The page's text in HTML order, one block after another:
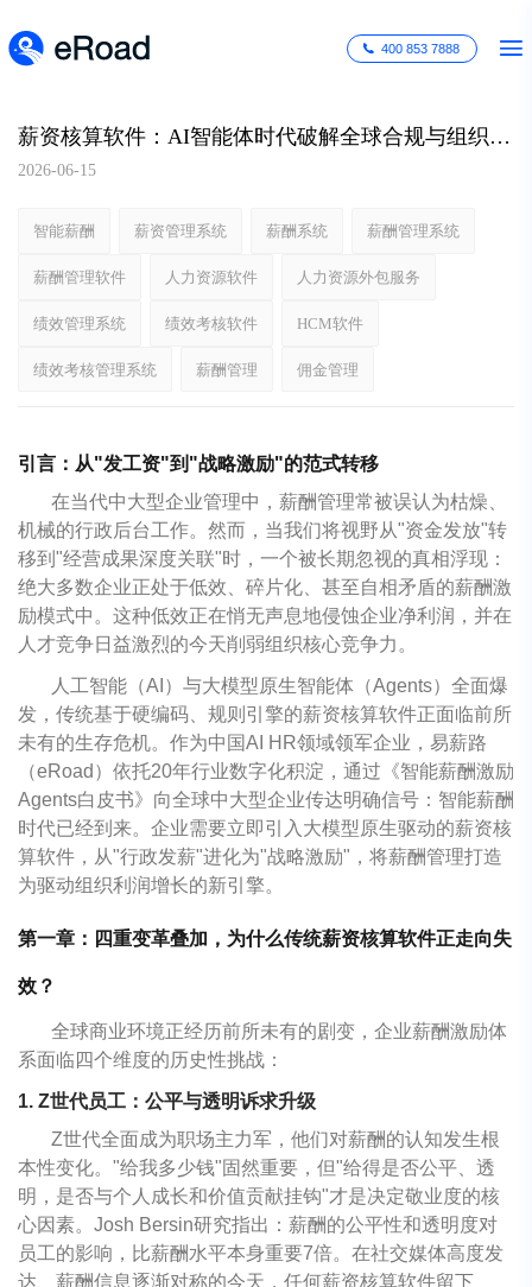
400 853 7888
薪资核算软件：AI智能体时代破解全球合规与组织囤岗危机的战略引擎
2026-06-15
智能薪酬 薪资管理系统 薪酬系统 薪酬管理系统
薪酬管理软件 人力资源软件 人力资源外包服务
绩效管理系统 绩效考核软件 HCM软件
绩效考核管理系统 薪酬管理 佣金管理
引言：从"发工资"到"战略激励"的范式转移
在当代中大型企业管理中，薪酬管理常被误认为枯燥、
机械的行政后台工作。然而，当我们将视野从"资金发放"转
移到"经营成果深度关联"时，一个被长期忽视的真相浮现：
绝大多数企业正处于低效、碎片化、甚至自相矛盾的薪酬激
励模式中。这种低效正在悄无声息地侵蚀企业净利润，并在
人才竞争日益激烈的今天削弱组织核心竞争力。
人工智能（AI）与大模型原生智能体（Agents）全面爆
发，传统基于硬编码、规则引擎的薪资核算软件正面临前所
未有的生存危机。作为中国AI HR领域领军企业，易薪路
（eRoad）依托20年行业数字化积淀，通过《智能薪酬激励
Agents白皮书》向全球中大型企业传达明确信号：智能薪酬
时代已经到来。企业需要立即引入大模型原生驱动的薪资核
算软件，从"行政发薪"进化为"战略激励"，将薪酬管理打造
为驱动组织利润增长的新引擎。
第一章：四重变革叠加，为什么传统薪资核算软件正走向失
效？
全球商业环境正经历前所未有的剧变，企业薪酬激励体
系面临四个维度的历史性挑战：
1. Z世代员工：公平与透明诉求升级
Z世代全面成为职场主力军，他们对薪酬的认知发生根
本性变化。"给我多少钱"固然重要，但"给得是否公平、透
明，是否与个人成长和价值贡献挂钩"才是决定敬业度的核
心因素。Josh Bersin研究指出：薪酬的公平性和透明度对
员工的影响，比薪酬水平本身重要7倍。在社交媒体高度发
达、薪酬信息逐渐对称的今天，任何薪资核算软件留下